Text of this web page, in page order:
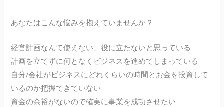
あなたはこんな悩みを抱えていませんか？
経営計画なんて使えない、役に立たないと思っている
計画を立てずに何となくビジネスを進めてしまっている
自分/会社がビジネスにどれくらいの時間とお金を投資して
いるのか把握できていない
資金の余裕がないので確実に事業を成功させたい